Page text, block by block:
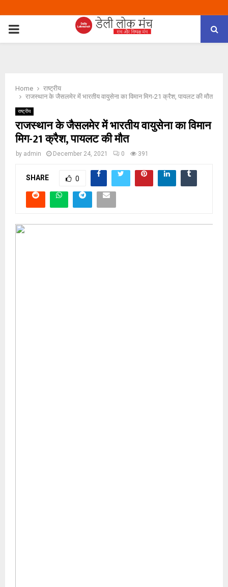
PRIMARY
Home
राष्ट्रीय
राजस्थान के जैसलमेर में भारतीय वायुसेना का विमान मिग-21 क्रैश, पायलट की मौत
राष्ट्रीय
राजस्थान के जैसलमेर में भारतीय वायुसेना का विमान
मिग-21 क्रैश, पायलट की मौत
by admin December 24, 2021 0 391
SHARE 0